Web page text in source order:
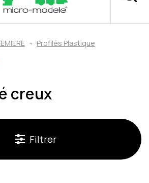
Profilés Plastique
creux
Filtrer